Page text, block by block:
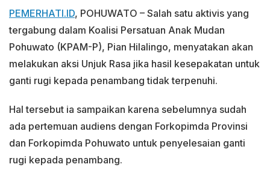
PEMERHATI.ID, POHUWATO – Salah satu aktivis yang
tergabung dalam Koalisi Persatuan Anak Mudan
Pohuwato (KPAM-P), Pian Hilalingo, menyatakan akan
melakukan aksi Unjuk Rasa jika hasil kesepakatan untuk
ganti rugi kepada penambang tidak terpenuhi.
Hal tersebut ia sampaikan karena sebelumnya sudah
ada pertemuan audiens dengan Forkopimda Provinsi
dan Forkopimda Pohuwato untuk penyelesaian ganti
rugi kepada penambang.